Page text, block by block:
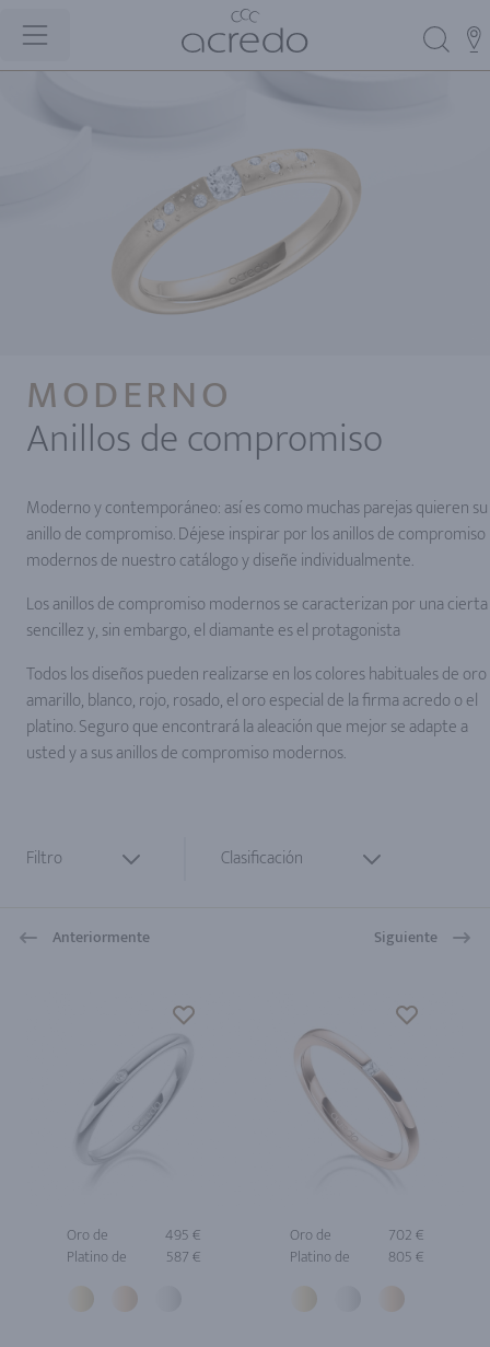
MODERNO
Anillos de compromiso
Moderno y contemporáneo: así es como muchas parejas quieren su
anillo de compromiso. Déjese inspirar por los anillos de compromiso
modernos de nuestro catálogo y diseñe individualmente.
Los anillos de compromiso modernos se caracterizan por una cierta
sencillez y, sin embargo, el diamante es el protagonista
Todos los diseños pueden realizarse en los colores habituales de oro
amarillo, blanco, rojo, rosado, el oro especial de la firma acredo o el
platino. Seguro que encontrará la aleación que mejor se adapte a
usted y a sus anillos de compromiso modernos.
Filtro Clasificación
Anteriormente Siguiente
Oro de
495 €
Platino de
587 €
Oro de
702 €
Platino de
805 €